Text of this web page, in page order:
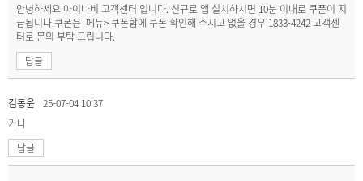
안녕하세요 아이나비 고객센터 입니다. 신규로 앱 설치하시면 10분 이내로 쿠폰이 지
급됩니다.쿠폰은 메뉴> 쿠폰함에 쿠폰 확인해 주시고 없을 경우 1833-4242 고객센
터로 문의 부탁 드립니다.
답글
김동윤 25-07-04 10:37
가나
답글